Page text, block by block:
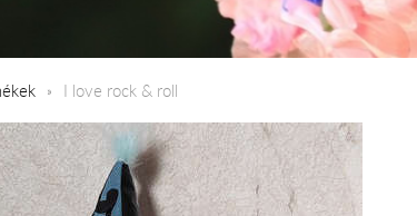
I love rock & roll